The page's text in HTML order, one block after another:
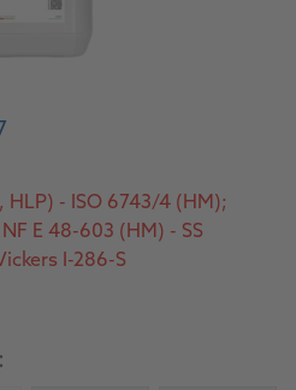
HLP) - ISO 6743/4 (HM);
E 48-603 (HM) - SS
I-286-S